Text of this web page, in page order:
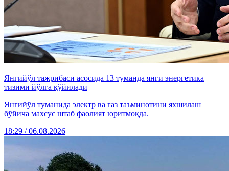
Янгийўл тажрибаси асосида 13 туманда янги энергетика
тизими йўлга қўйилади
Янгийўл туманида электр ва газ таъминотини яхшилаш
бўйича махсус штаб фаолият юритмоқда.
18:29 / 06.08.2026